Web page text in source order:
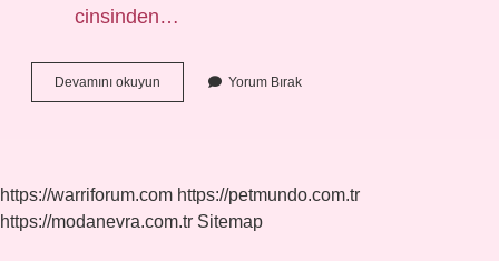
cinsinden…
Devamını okuyun
Asgari
Yorum Bırak
https://warriforum.com https://petmundo.com.tr
https://modanevra.com.tr Sitemap